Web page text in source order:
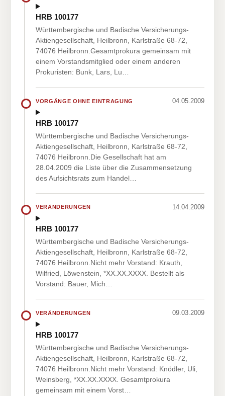
HRB 100177
Württembergische und Badische Versicherungs-
Aktiengesellschaft, Heilbronn, Karlstraße 68-72,
74076 Heilbronn.Gesamtprokura gemeinsam mit
einem Vorstandsmitglied oder einem anderen
Prokuristen: Bunk, Lars, Lu…
VORGÄNGE OHNE EINTRAGUNG 04.05.2009
HRB 100177
Württembergische und Badische Versicherungs-
Aktiengesellschaft, Heilbronn, Karlstraße 68-72,
74076 Heilbronn.Die Gesellschaft hat am
28.04.2009 die Liste über die Zusammensetzung
des Aufsichtsrats zum Handel…
VERÄNDERUNGEN 14.04.2009
HRB 100177
Württembergische und Badische Versicherungs-
Aktiengesellschaft, Heilbronn, Karlstraße 68-72,
74076 Heilbronn.Nicht mehr Vorstand: Krauth,
Wilfried, Löwenstein, *XX.XX.XXXX. Bestellt als
Vorstand: Bauer, Mich…
VERÄNDERUNGEN 09.03.2009
HRB 100177
Württembergische und Badische Versicherungs-
Aktiengesellschaft, Heilbronn, Karlstraße 68-72,
74076 Heilbronn.Nicht mehr Vorstand: Knödler, Uli,
Weinsberg, *XX.XX.XXXX. Gesamtprokura
gemeinsam mit einem Vorst…